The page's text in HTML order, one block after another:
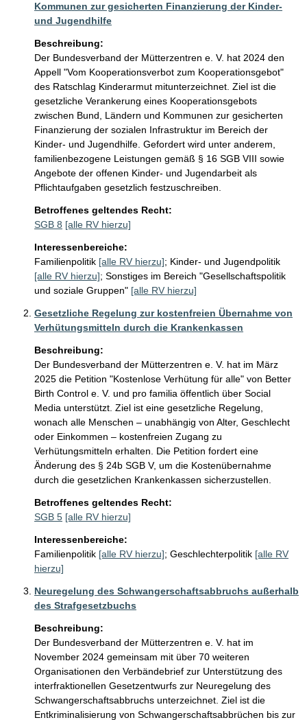
Kommunen zur gesicherten Finanzierung der Kinder-
und Jugendhilfe
Beschreibung:
Der Bundesverband der Mütterzentren e. V. hat 2024 den
Appell "Vom Kooperationsverbot zum Kooperationsgebot"
des Ratschlag Kinderarmut mitunterzeichnet. Ziel ist die
gesetzliche Verankerung eines Kooperationsgebots
zwischen Bund, Ländern und Kommunen zur gesicherten
Finanzierung der sozialen Infrastruktur im Bereich der
Kinder- und Jugendhilfe. Gefordert wird unter anderem,
familienbezogene Leistungen gemäß § 16 SGB VIII sowie
Angebote der offenen Kinder- und Jugendarbeit als
Pflichtaufgaben gesetzlich festzuschreiben.
Betroffenes geltendes Recht:
SGB 8 [alle RV hierzu]
Interessenbereiche:
Familienpolitik [alle RV hierzu]; Kinder- und Jugendpolitik
[alle RV hierzu]; Sonstiges im Bereich "Gesellschaftspolitik
und soziale Gruppen" [alle RV hierzu]
Gesetzliche Regelung zur kostenfreien Übernahme von
Verhütungsmitteln durch die Krankenkassen
Beschreibung:
Der Bundesverband der Mütterzentren e. V. hat im März
2025 die Petition "Kostenlose Verhütung für alle" von Better
Birth Control e. V. und pro familia öffentlich über Social
Media unterstützt. Ziel ist eine gesetzliche Regelung,
wonach alle Menschen – unabhängig von Alter, Geschlecht
oder Einkommen – kostenfreien Zugang zu
Verhütungsmitteln erhalten. Die Petition fordert eine
Änderung des § 24b SGB V, um die Kostenübernahme
durch die gesetzlichen Krankenkassen sicherzustellen.
Betroffenes geltendes Recht:
SGB 5 [alle RV hierzu]
Interessenbereiche:
Familienpolitik [alle RV hierzu]; Geschlechterpolitik [alle RV
hierzu]
Neuregelung des Schwangerschaftsabbruchs außerhalb
des Strafgesetzbuchs
Beschreibung:
Der Bundesverband der Mütterzentren e. V. hat im
November 2024 gemeinsam mit über 70 weiteren
Organisationen den Verbändebrief zur Unterstützung des
interfraktionellen Gesetzentwurfs zur Neuregelung des
Schwangerschaftsabbruchs unterzeichnet. Ziel ist die
Entkriminalisierung von Schwangerschaftsabbrüchen bis zur